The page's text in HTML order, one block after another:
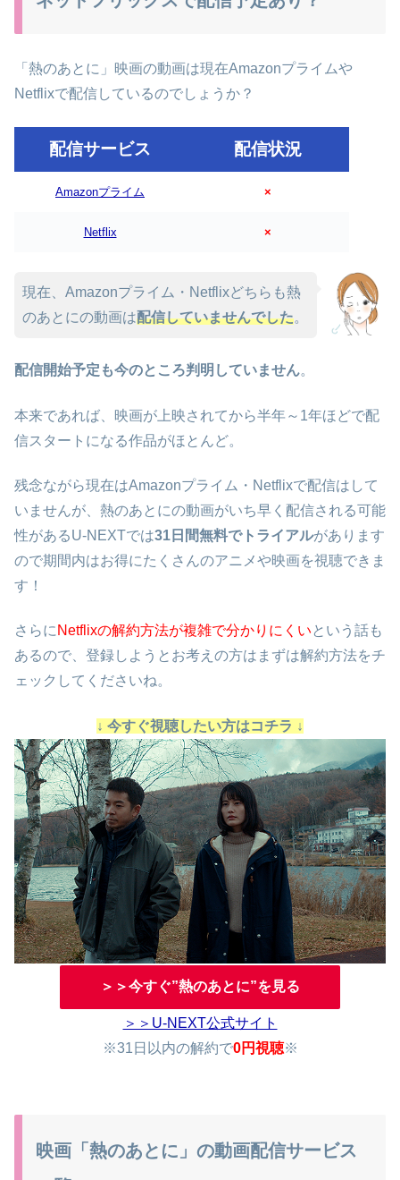
「熱のあとに」映画の動画は現在Amazonプライムや
Netflixで配信しているのでしょうか？
配信サービス 配信状況
Amazonプライム ×
Netflix ×
現在、Amazonプライム・Netflixどちらも熱
のあとにの動画は配信していませんでした。
配信開始予定も今のところ判明していません。
本来であれば、映画が上映されてから半年～1年ほどで配
信スタートになる作品がほとんど。
残念ながら現在はAmazonプライム・Netflixで配信はして
いませんが、熱のあとにの動画がいち早く配信される可能
性があるU-NEXTでは31日間無料でトライアルがあります
ので期間内はお得にたくさんのアニメや映画を視聴できま
す！
さらにNetflixの解約方法が複雑で分かりにくい という話も
あるので、登録しようとお考えの方はまずは解約方法をチ
ェックしてくださいね。
↓ 今すぐ視聴したい方はコチラ ↓
＞＞今すぐ”熱のあとに”を見る
＞＞U-NEXT公式サイト
※31日以内の解約で0円視聴※
映画「熱のあとに」の動画配信サービス